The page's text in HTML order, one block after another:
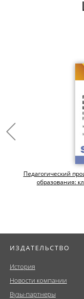
Педагогический
образования:
ИЗДАТЕЛЬСТВО
История
Новости компании
Вузы-партнеры